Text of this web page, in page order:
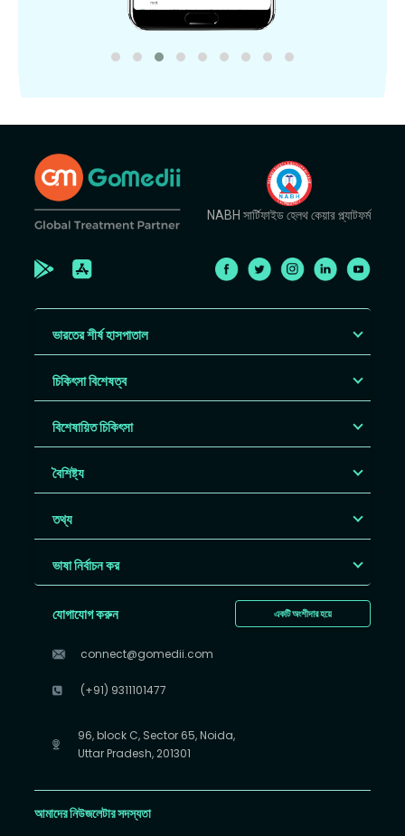
NABH সার্টিফাইড হেলথ কেয়ার প্ল্যাটফর্ম
ভারতের শীর্ষ হাসপাতাল
চিকিৎসা বিশেষত্ব
বিশেষায়িত চিকিৎসা
বৈশিষ্ট্য
তথ্য
ভাষা নির্বাচন কর
একটি অংশীদার হয়ে
যোগাযোগ করুন
connect@gomedii.com
(+91) 9311101477
96, block C, Sector 65, Noida,
Uttar Pradesh, 201301
আমাদের নিউজলেটার সদস্যতা